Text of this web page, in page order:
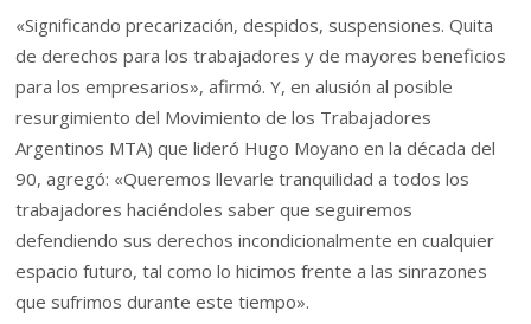
«Significando precarización, despidos, suspensiones. Quita
de derechos para los trabajadores y de mayores beneficios
para los empresarios», afirmó. Y, en alusión al posible
resurgimiento del Movimiento de los Trabajadores
Argentinos MTA) que lideró Hugo Moyano en la década del
90, agregó: «Queremos llevarle tranquilidad a todos los
trabajadores haciéndoles saber que seguiremos
defendiendo sus derechos incondicionalmente en cualquier
espacio futuro, tal como lo hicimos frente a las sinrazones
que sufrimos durante este tiempo».